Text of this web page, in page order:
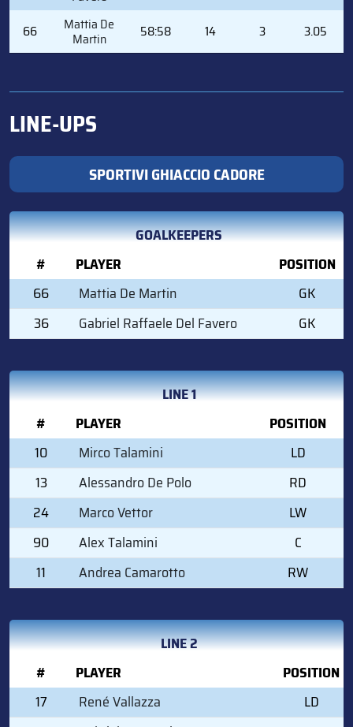
66
Mattia De
Martin 58:58 14 3 3.05
LINE-UPS
SPORTIVI GHIACCIO CADORE
GOALKEEPERS
#
PLAYER
POSITION
66
Mattia De Martin
GK
36
Gabriel Raffaele Del Favero GK
LINE 1
#
PLAYER
POSITION
10
Mirco Talamini
LD
13
Alessandro De Polo
RD
24
Marco Vettor
LW
90
Alex Talamini
C
11
Andrea Camarotto RW
LINE 2
#
PLAYER
POSITION
17
René Vallazza
LD